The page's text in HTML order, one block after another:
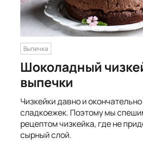
Выпечка
Шоколадный
выпечки
Чизкейки давно и
сладкоежек. Поэтому мы
рецептом чизкейка, где не
сырный слой.